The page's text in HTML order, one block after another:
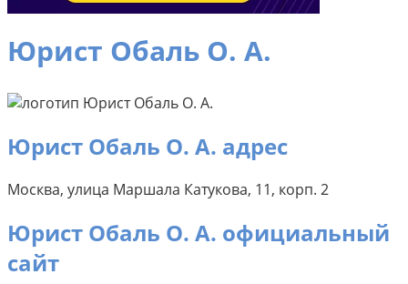
Юрист Обаль О. А.
Юрист Обаль О. А. адрес
Москва, улица Маршала Катукова, 11, корп. 2
Юрист Обаль О. А. официальный
сайт